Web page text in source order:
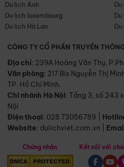
Du lịch Anh
Du lịch luxembourg
Du lịch Hà Lan
CÔNG TY CỔ PHẦN TRUYỀN
Địa chỉ: 239A Hoàng Văn Thụ,
Văn phòng: 217 Bis Nguyễn Thị
TP. Hồ Chí Minh.
Chi nhánh Hà Nội: Tầng 3, số 243
Nội
Điện thoại: 028 73056789
Website: dulichviet.com.vn
Chứng nhận Kết nối với